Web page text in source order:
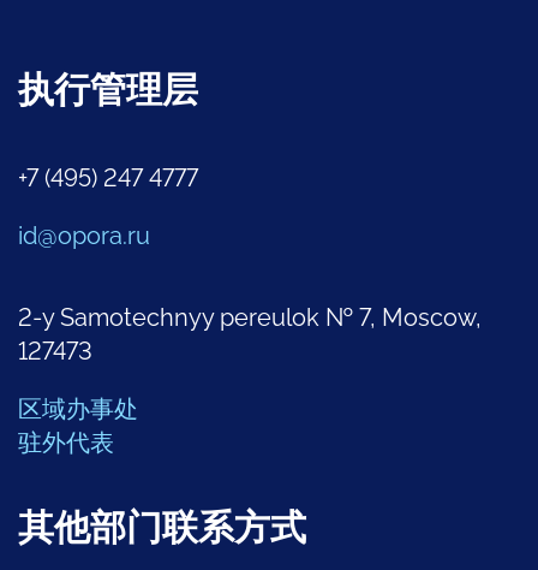
执行管理层
+7 (495) 247 4777
id@opora.ru
2-y Samotechnyy pereulok № 7, Moscow,
127473
区域办事处
驻外代表
其他部门联系方式